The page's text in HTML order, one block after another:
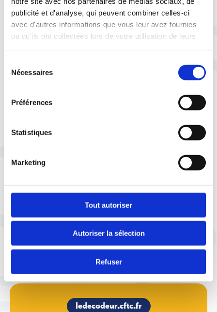
publicité et d'analyse, qui peuvent combiner celles-ci
avec d'autres informations que vous leur avez fournies
ou qu'ils ont collectées lors de votre utilisation de leurs
Nécessaires
Préférences
Statistiques
Marketing
Tout autoriser
Autoriser la sélection
Refuser
Quand syndicalisme et service
d'achat
Sur France Inter, Imane
grands sujets de l'été et de la
ledecodeur.cftc.fr